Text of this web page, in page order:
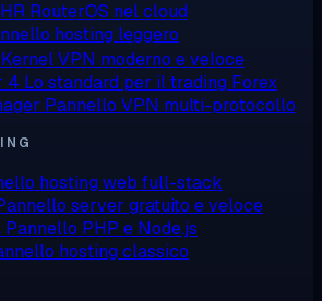
RouterOS nel cloud
hosting leggero
Kernel VPN moderno e veloce
4 Lo standard per il trading Forex
Pannello VPN multi-protocollo
hosting web full-stack
server gratuito e veloce
Pannello PHP e Node.js
hosting classico